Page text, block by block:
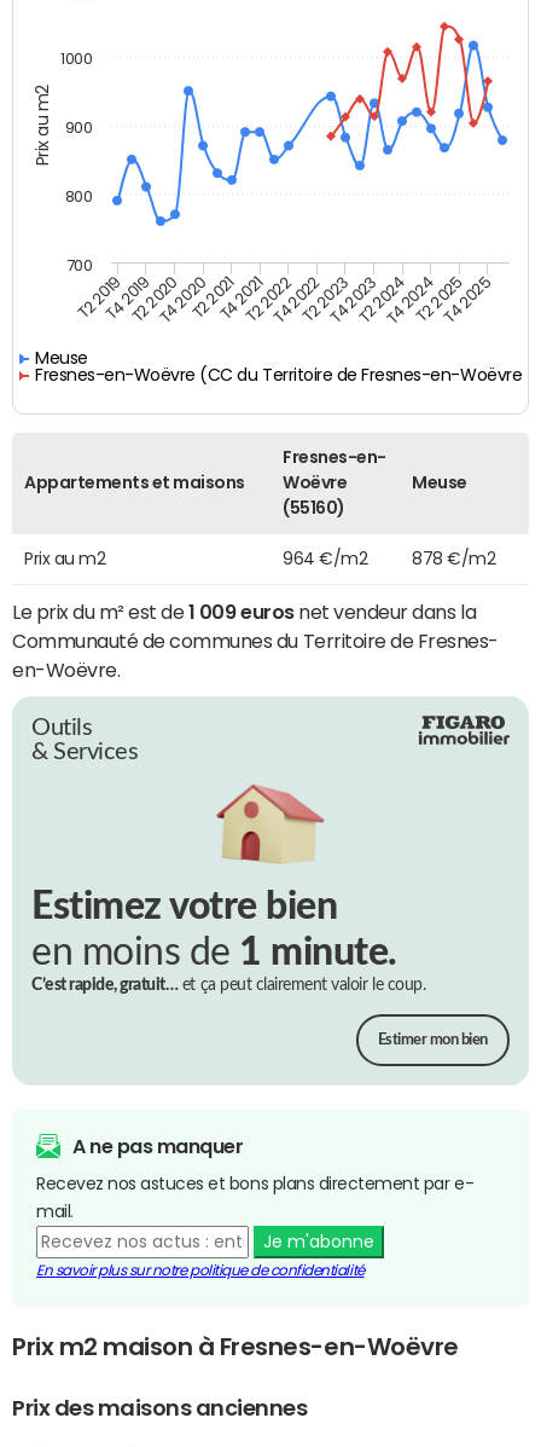
Prix au m2
Meuse
Fresnes-en-Woëvre (CC du Territoire de Fresnes-en-Woëvre)
T2 2019T4 2019T2 2020T4 2020T2 2021T4 2021T2 2022T4 2022T2 2023T4 2023T2 2024T4 2024T2 2025T4 2025
700
800
900
1000
Appartements et maisons
Fresnes-en-
Woëvre
(55160)
Meuse
Prix au m2 964 €/m2 878 €/m2
Le prix du m² est de1 009 eurosnet vendeur dans la
Communauté de communes du Territoire de Fresnes-
en-Woëvre.
Outils
& Services
Estimez votre bien
en moins de 1 minute.
C’est rapide, gratuit…et ça peut clairement valoir le coup.
Estimer mon bien
A ne pas manquer
Recevez nos astuces et bons plans directement par e-
mail.
Je m'abonne
En savoir plus sur notre politique de confidentialité
Prix m2 maison à Fresnes-en-Woëvre
Prix des maisons anciennes